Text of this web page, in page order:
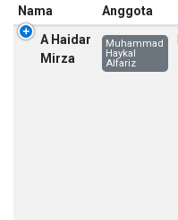
Nama Anggota
A Haidar
Mirza
Muhammad
Haykal
Alfariz